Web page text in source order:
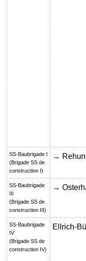
SS-Baubrigade I
(Brigade SS de
construction I)
→
SS-Baubrigade
III
(Brigade SS de
construction III)
→
SS-Baubrigade
IV
(Brigade SS de
construction IV)
Ellrich-